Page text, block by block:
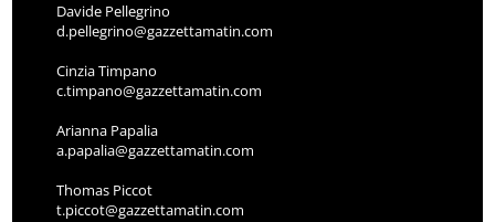
Davide Pellegrino
d.pellegrino@gazzettamatin.com
Cinzia Timpano
c.timpano@gazzettamatin.com
Arianna Papalia
a.papalia@gazzettamatin.com
Thomas Piccot
t.piccot@gazzettamatin.com